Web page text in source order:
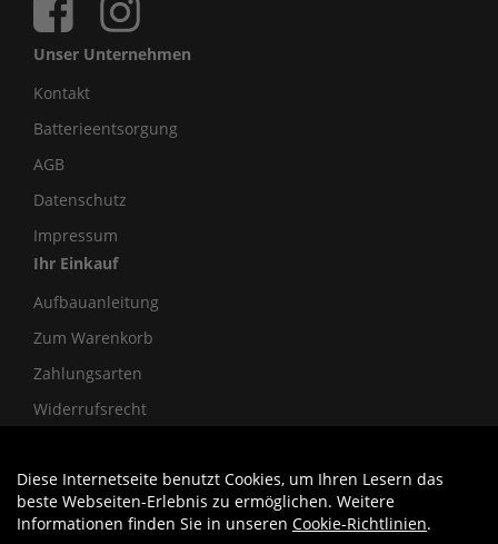
Unser Unternehmen
Kontakt
Batterieentsorgung
AGB
Datenschutz
Impressum
Ihr Einkauf
Aufbauanleitung
Zum Warenkorb
Zahlungsarten
Widerrufsrecht
Diese Internetseite benutzt Cookies, um Ihren Lesern das
beste Webseiten-Erlebnis zu ermöglichen. Weitere
Informationen finden Sie in unseren Cookie-Richtlinien.
Auftrag widerrufen